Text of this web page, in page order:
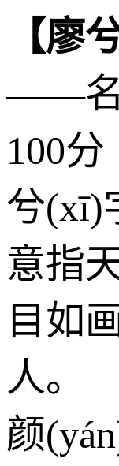
【廖
——名
100分
兮(xī)
意指
目如
人。
颜